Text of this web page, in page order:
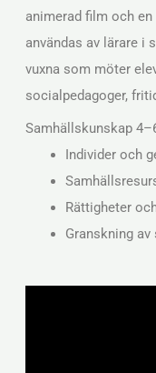
animerad film och
användas av lärare i
vuxna som möter
socialpedagoger,
Samhällskunskap
Individer och
Rättigheter
Granskning